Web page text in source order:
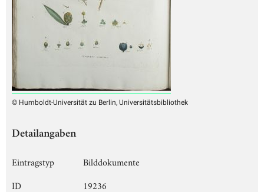
© Humboldt-Universität zu Berlin, Universitätsbibliothek
Detailangaben
Eintragstyp
Bilddokumente
ID
19236